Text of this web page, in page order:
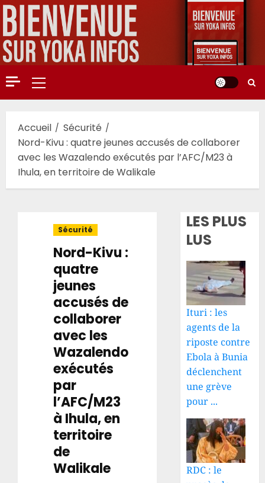
Aller
au
contenu
Menu
principal
Accueil
Sécurité
Nord-Kivu : quatre jeunes accusés de collaborer
avec les Wazalendo exécutés par l’AFC/M23 à
Ihula, en territoire de Walikale
Sécurité
Nord-Kivu :
quatre
jeunes
accusés de
collaborer
avec les
Wazalendo
exécutés
par
l’AFC/M23
à Ihula, en
territoire
de
Walikale
LES PLUS
LUS
Ituri : les
agents de la
riposte contre
Ebola à Bunia
déclenchent
une grève
pour ...
RDC : le